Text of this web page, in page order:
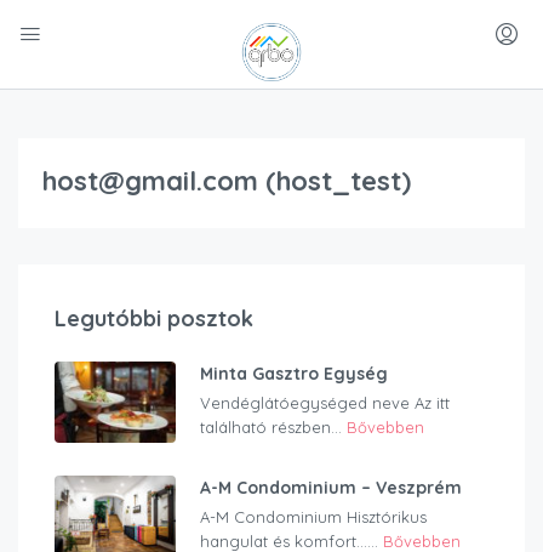
host@gmail.com (host_test)
Legutóbbi posztok
Minta Gasztro Egység
Vendéglátóegységed neve Az itt
található részben... Bővebben
A-M Condominium – Veszprém
A-M Condominium Hisztórikus
hangulat és komfort…... Bővebben